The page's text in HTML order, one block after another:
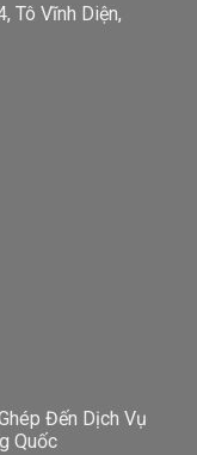
Tô Vĩnh Diện,
Đến Dịch Vụ
Quốc